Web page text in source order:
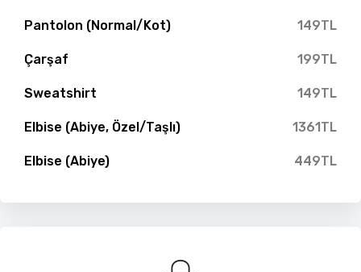
Pantolon (Normal/Kot) 149TL
Çarşaf 199TL
Sweatshirt 149TL
Elbise (Abiye, Özel/Taşlı) 1361TL
Elbise (Abiye) 449TL